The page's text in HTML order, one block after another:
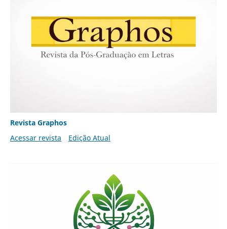
Revista Graphos
Acessar revista
Edição Atual